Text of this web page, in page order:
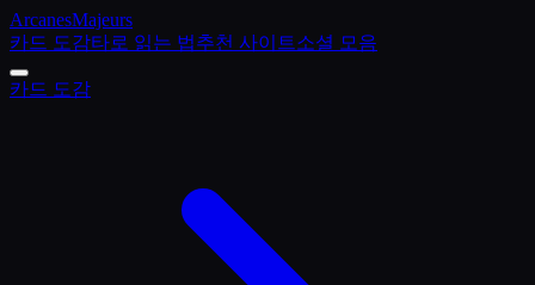
ArcanesMajeurs
카드 도감타로 읽는 법추천 사이트소셜 모음
카드 도감